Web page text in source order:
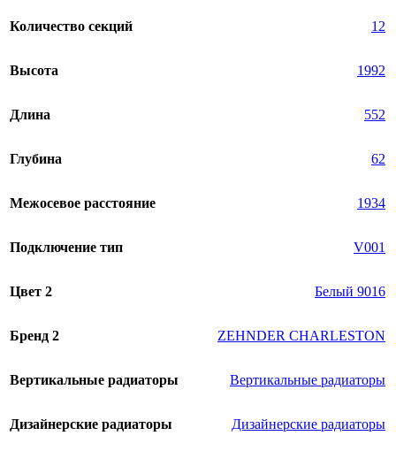
Количество секций 12
Высота 1992
Длина 552
Глубина 62
Межосевое расстояние 1934
Подключение тип V001
Цвет 2 Белый 9016
Бренд 2 ZEHNDER CHARLESTON
Вертикальные радиаторы Вертикальные радиаторы
Дизайнерские радиаторы Дизайнерские радиаторы